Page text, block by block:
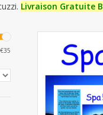
Livraison Gratuite
35
AJOUTER